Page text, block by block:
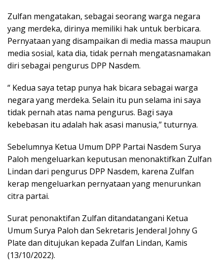
Zulfan mengatakan, sebagai seorang warga negara
yang merdeka, dirinya memiliki hak untuk berbicara.
Pernyataan yang disampaikan di media massa maupun
media sosial, kata dia, tidak pernah mengatasnamakan
diri sebagai pengurus DPP Nasdem.
“ Kedua saya tetap punya hak bicara sebagai warga
negara yang merdeka. Selain itu pun selama ini saya
tidak pernah atas nama pengurus. Bagi saya
kebebasan itu adalah hak asasi manusia,” tuturnya.
Sebelumnya Ketua Umum DPP Partai Nasdem Surya
Paloh mengeluarkan keputusan menonaktifkan Zulfan
Lindan dari pengurus DPP Nasdem, karena Zulfan
kerap mengeluarkan pernyataan yang menurunkan
citra partai.
Surat penonaktifan Zulfan ditandatangani Ketua
Umum Surya Paloh dan Sekretaris Jenderal Johny G
Plate dan ditujukan kepada Zulfan Lindan, Kamis
(13/10/2022).